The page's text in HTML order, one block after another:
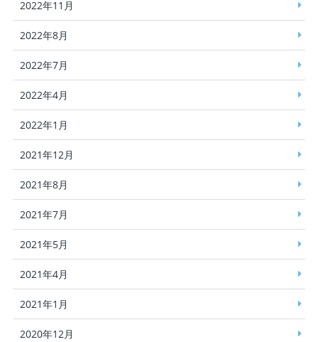
2022年11月
2022年8月
2022年7月
2022年4月
2022年1月
2021年12月
2021年8月
2021年7月
2021年5月
2021年4月
2021年1月
2020年12月